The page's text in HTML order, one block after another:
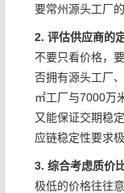
要常州源头工厂
2. 评估供应商的
不要只看价格，
否拥有源头工厂
㎡工厂与7000万
又能保证交期稳
应链稳定性要求
3. 综合考虑质价
极低的价格往往